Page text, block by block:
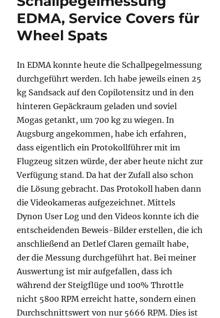
EDMA, Service Covers für
Wheel Spats
In EDMA konnte heute die Schallpegelmessung
durchgeführt werden. Ich habe jeweils einen 25
kg Sandsack auf den Copilotensitz und in den
hinteren Gepäckraum geladen und soviel
Mogas getankt, um 700 kg zu wiegen. In
Augsburg angekommen, habe ich erfahren,
dass eigentlich ein Protokollführer mit im
Flugzeug sitzen würde, der aber heute nicht zur
Verfügung stand. Da hat der Zufall also schon
die Lösung gebracht. Das Protokoll haben dann
die Videokameras aufgezeichnet. Mittels
Dynon User Log und den Videos konnte ich die
entscheidenden Beweis-Bilder erstellen, die ich
anschließend an Detlef Claren gemailt habe,
der die Messung durchgeführt hat. Bei meiner
Auswertung ist mir aufgefallen, dass ich
während der Steigflüge und 100% Throttle
nicht 5800 RPM erreicht hatte, sondern einen
Durchschnittswert von nur 5666 RPM. Dies ist